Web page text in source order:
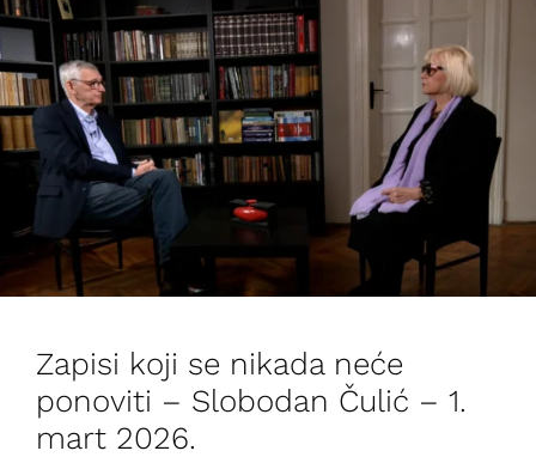
Zapisi koji se nikada neće
ponoviti – Slobodan Čulić – 1.
mart 2026.